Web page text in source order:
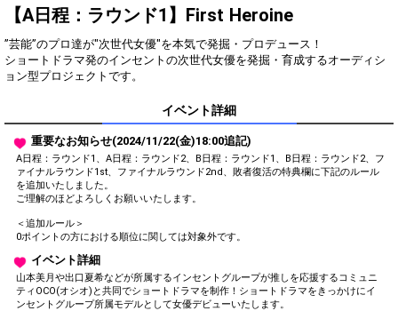
得！
Gifting
Throw gifts to the stage and join
First, try throwing free Stars
(once a day)! You can also charge
Show Gold to purchase gifts
(available from 1 JPY)! When you
continue to send gifts to the
performer(s), the performer's
popularity ranking and your
To cheer on performers, you can
send them gifts.
To send performers paid items,
you must use Show Gold.
Comments
that may offend performers or
other users.
【A日程：ラウンド1】First Heroine
”芸能”のプロ達が"次世代女優"を本気で発掘・プロデュース！
ショートドラマ発のインセントの次世代女優を発掘・育成するオーディシ
ョン型プロジェクトです。
イベント詳細
重要なお知らせ(2024/11/22(金)18:00追記)
A日程：ラウンド1、A日程：ラウンド2、B日程：ラウンド1、B日程：ラウンド2、フ
ァイナルラウンド1st、ファイナルラウンド2nd、敗者復活の特典欄に下記のルール
を追加いたしました。
ご理解のほどよろしくお願いいたします。
＜追加ルール＞
0ポイントの方における順位に関しては対象外です。
イベント詳細
山本美月や出口夏希などが所属するインセントグループが推しを応援するコミュニ
ティOCO(オシオ)と共同でショートドラマを制作！ショートドラマをきっかけにイ
ンセントグループ所属モデルとして女優デビューいたします。